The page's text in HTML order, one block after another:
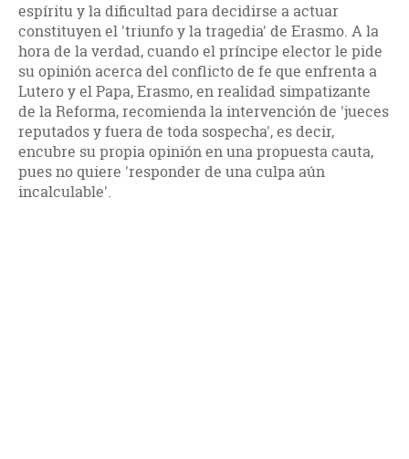
espíritu y la dificultad para decidirse a actuar
constituyen el 'triunfo y la tragedia' de Erasmo. A la
hora de la verdad, cuando el príncipe elector le pide
su opinión acerca del conflicto de fe que enfrenta a
Lutero y el Papa, Erasmo, en realidad simpatizante
de la Reforma, recomienda la intervención de 'jueces
reputados y fuera de toda sospecha', es decir,
encubre su propia opinión en una propuesta cauta,
pues no quiere 'responder de una culpa aún
incalculable'.